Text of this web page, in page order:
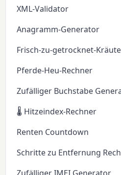
XML-Validator
Anagramm-Generator
Frisch-zu-getrocknet-
Pferde-Heu-Rechner
Zufälliger Buchstabe
🌡️ Hitzeindex-Rechner
Renten Countdown
Schritte zu Entfernung